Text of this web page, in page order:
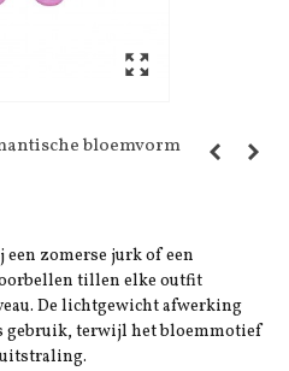
bloemvorm
een zomerse jurk of een
tillen elke outfit
De lichtgewicht afwerking
gebruik, terwijl het bloemmotief